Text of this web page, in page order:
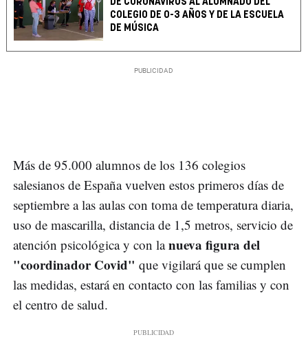
COLEGIO DE 0-3 AÑOS Y DE LA ESCUELA
DE MÚSICA
Más de 95.000 alumnos de los 136 colegios
salesianos de España vuelven estos primeros días de
septiembre a las aulas con toma de temperatura diaria,
uso de mascarilla, distancia de 1,5 metros, servicio de
atención psicológica y con lanueva figura del
"coordinador Covid" que vigilará que se cumplen
las medidas, estará en contacto con las familias y con
el centro de salud.